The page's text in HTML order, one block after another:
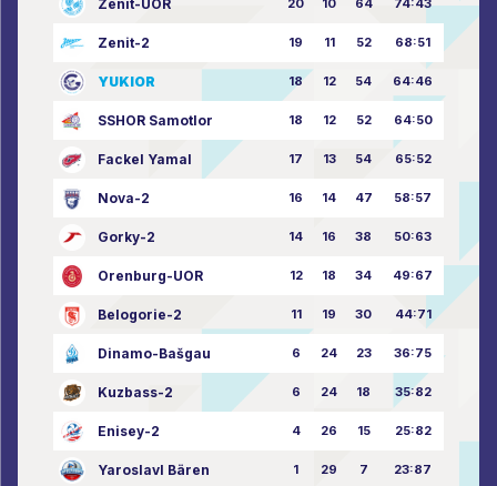
Zenit-UOR 20 10 64 74:43
Zenit-2 19 11 52 68:51
YUKIOR 18 12 54 64:46
SSHOR Samotlor 18 12 52 64:50
Fackel Yamal 17 13 54 65:52
Nova-2 16 14 47 58:57
Gorky-2 14 16 38 50:63
Orenburg-UOR 12 18 34 49:67
Belogorie-2 11 19 30 44:71
Dinamo-Bašgau 6 24 23 36:75
Kuzbass-2 6 24 18 35:82
Enisey-2 4 26 15 25:82
Yaroslavl Bären 1 29 7 23:87